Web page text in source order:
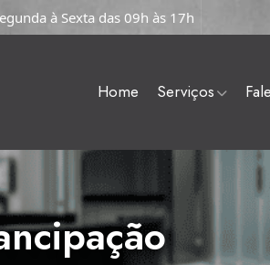
à Sexta das 09h às 17h
home serviços